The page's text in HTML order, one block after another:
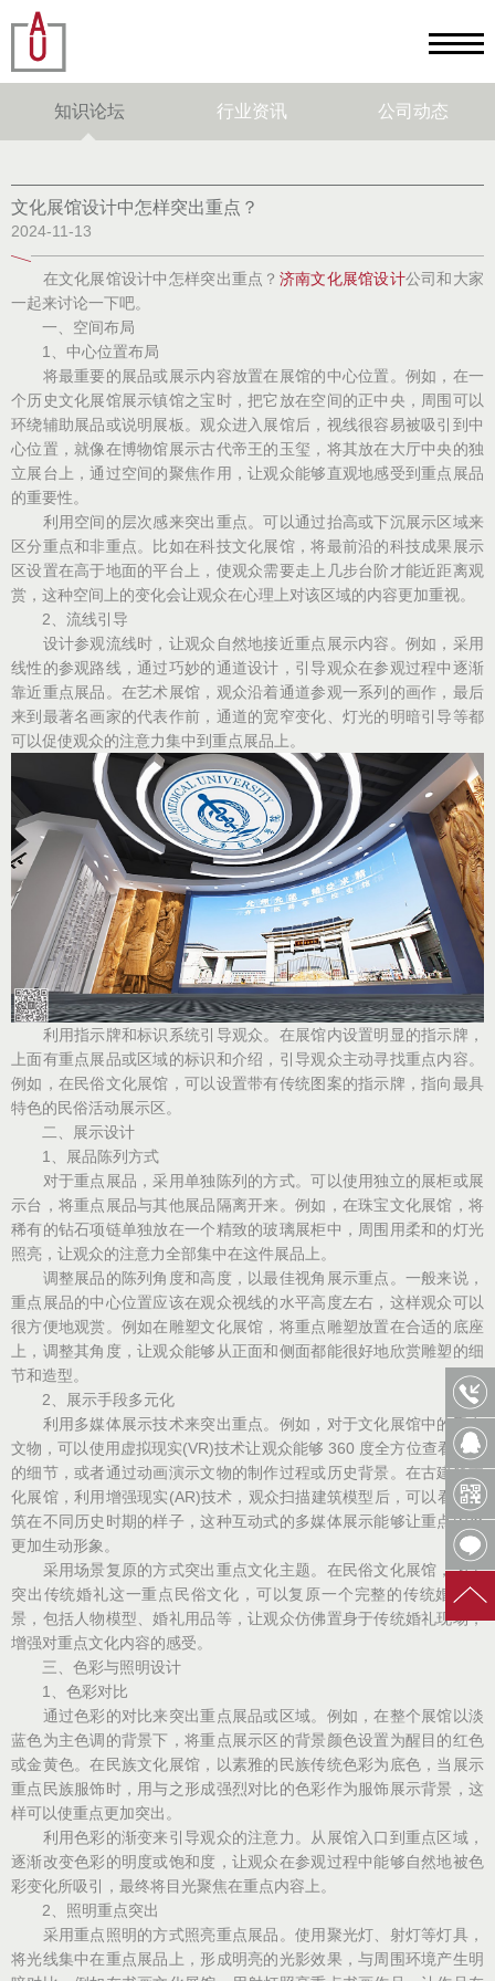
知识论坛 行业资讯 公司动态
文化展馆设计中怎样突出重点？
2024-11-13
在文化展馆设计中怎样突出重点？ 济南文化展馆设计公司和大家
一起来讨论一下吧。
一、空间布局
1、中心位置布局
将最重要的展品或展示内容放置在展馆的中心位置。例如，在一
个历史文化展馆展示镇馆之宝时，把它放在空间的正中央，周围可以
环绕辅助展品或说明展板。观众进入展馆后，视线很容易被吸引到中
心位置，就像在博物馆展示古代帝王的玉玺，将其放在大厅中央的独
立展台上，通过空间的聚焦作用，让观众能够直观地感受到重点展品
的重要性。
利用空间的层次感来突出重点。可以通过抬高或下沉展示区域来
区分重点和非重点。比如在科技文化展馆，将最前沿的科技成果展示
区设置在高于地面的平台上，使观众需要走上几步台阶才能近距离观
赏，这种空间上的变化会让观众在心理上对该区域的内容更加重视。
2、流线引导
设计参观流线时，让观众自然地接近重点展示内容。例如，采用
线性的参观路线，通过巧妙的通道设计，引导观众在参观过程中逐渐
靠近重点展品。在艺术展馆，观众沿着通道参观一系列的画作，最后
来到最著名画家的代表作前，通道的宽窄变化、灯光的明暗引导等都
可以促使观众的注意力集中到重点展品上。
利用指示牌和标识系统引导观众。在展馆内设置明显的指示牌，
上面有重点展品或区域的标识和介绍，引导观众主动寻找重点内容。
例如，在民俗文化展馆，可以设置带有传统图案的指示牌，指向最具
特色的民俗活动展示区。
二、展示设计
1、展品陈列方式
对于重点展品，采用单独陈列的方式。可以使用独立的展柜或展
示台，将重点展品与其他展品隔离开来。例如，在珠宝文化展馆，将
稀有的钻石项链单独放在一个精致的玻璃展柜中，周围用柔和的灯光
照亮，让观众的注意力全部集中在这件展品上。
调整展品的陈列角度和高度，以最佳视角展示重点。一般来说，
重点展品的中心位置应该在观众视线的水平高度左右，这样观众可以
很方便地观赏。例如在雕塑文化展馆，将重点雕塑放置在合适的底座
上，调整其角度，让观众能够从正面和侧面都能很好地欣赏雕塑的细
节和造型。
2、展示手段多元化
利用多媒体展示技术来突出重点。例如，对于文化展馆中的重点
文物，可以使用虚拟现实(VR)技术让观众能够 360 度全方位查看文物
的细节，或者通过动画演示文物的制作过程或历史背景。在古建筑文
化展馆，利用增强现实(AR)技术，观众扫描建筑模型后，可以看到建
筑在不同历史时期的样子，这种互动式的多媒体展示能够让重点内容
更加生动形象。
采用场景复原的方式突出重点文化主题。在民俗文化展馆，为了
突出传统婚礼这一重点民俗文化，可以复原一个完整的传统婚礼场
景，包括人物模型、婚礼用品等，让观众仿佛置身于传统婚礼现场，
增强对重点文化内容的感受。
三、色彩与照明设计
1、色彩对比
通过色彩的对比来突出重点展品或区域。例如，在整个展馆以淡
蓝色为主色调的背景下，将重点展示区的背景颜色设置为醒目的红色
或金黄色。在民族文化展馆，以素雅的民族传统色彩为底色，当展示
重点民族服饰时，用与之形成强烈对比的色彩作为服饰展示背景，这
样可以使重点更加突出。
利用色彩的渐变来引导观众的注意力。从展馆入口到重点区域，
逐渐改变色彩的明度或饱和度，让观众在参观过程中能够自然地被色
彩变化所吸引，最终将目光聚焦在重点内容上。
2、照明重点突出
采用重点照明的方式照亮重点展品。使用聚光灯、射灯等灯具，
将光线集中在重点展品上，形成明亮的光影效果，与周围环境产生明